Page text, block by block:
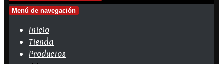
Menú de navegación
Inicio
Tienda
Productos